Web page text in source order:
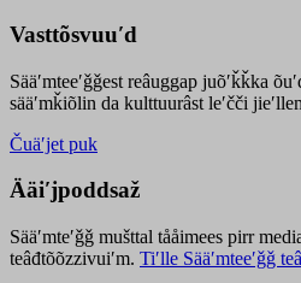
Vasttõsvuuʹd
Sääʹmteeʹǧǧest reâuggap juõʹǩǩka
sääʹmǩiõlin da kulttuurâst leʹčči
Čuäʹjet puk
Ääiʹjpoddsaž
Sääʹmteʹǧǧ mušttal tååimees pirr
teâđtõõzzivuiʹm. Tiʹlle Sääʹmteeʹǧǧ